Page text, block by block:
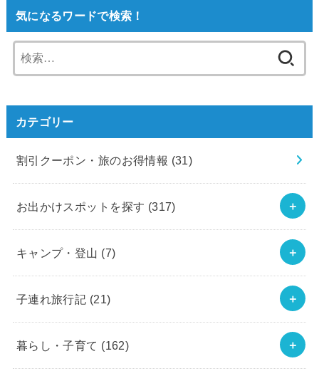
気になるワードで検索！
索:
カテゴリー
割引クーポン・旅のお得情報 (31)
お出かけスポットを探す (317)
キャンプ・登山 (7)
子連れ旅行記 (21)
暮らし・子育て (162)